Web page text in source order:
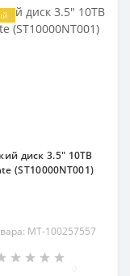
диск 3.5" 10TB
(ST10000NT001)
MT-100257557